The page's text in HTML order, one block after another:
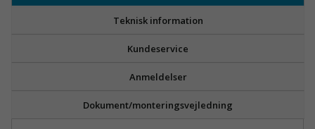
Teknisk information
Kundeservice
Anmeldelser
Dokument/monteringsvejledning